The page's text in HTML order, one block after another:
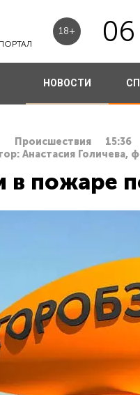
18+ 06
НОВОСТИ
Происшествия 15:36
Анастасия Голичева,
в пожаре